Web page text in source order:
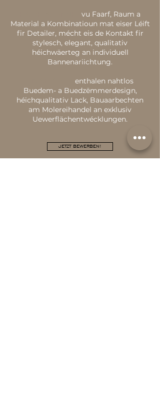
vu Faarf, Raum a
Material a Kombinatioun mat eiser Léift
fir Detailer, mécht eis de Kontakt fir
stylesch, elegant, qualitativ
héichwäerteg an individuell
Bannenariichtung.
enthalen nahtlos
Buedem- a Buedzëmmerdesign,
héichqualitativ Lack, Bauaarbechten
am Molereihandel an exklusiv
Uewerflächentwécklungen.
JETZT BEWERBEN!